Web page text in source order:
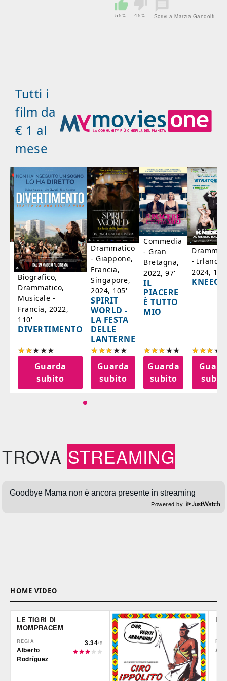
55% 45% Scrivi a Marzia Gandolfi
Tutti i
film da
€ 1 al
mese
Biografico,
Drammatico,
Musicale -
Francia, 2022,
110'
DIVERTIMENTO
Guarda
subito
Drammatico
- Giappone,
Francia,
Singapore,
2024, 105'
SPIRIT
WORLD -
LA FESTA
DELLE
LANTERNE
Guarda
subito
Commedia
- Gran
Bretagna,
2022, 97'
IL
PIACERE
È TUTTO
MIO
Guarda
subito
- Irlanda,
2024,
TROVA STREAMING
Powered by
HOME VIDEO
LE TIGRI DI
MOMPRACEM
REGIA
Alberto
Rodríguez
3.34/5